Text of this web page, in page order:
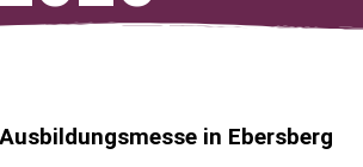
in Ebersberg